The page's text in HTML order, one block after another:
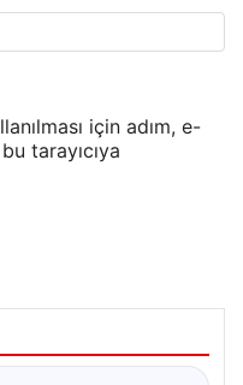
için adım, e-
tarayıcıya